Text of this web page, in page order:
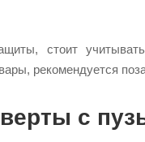
стоит
рекомендуется
с